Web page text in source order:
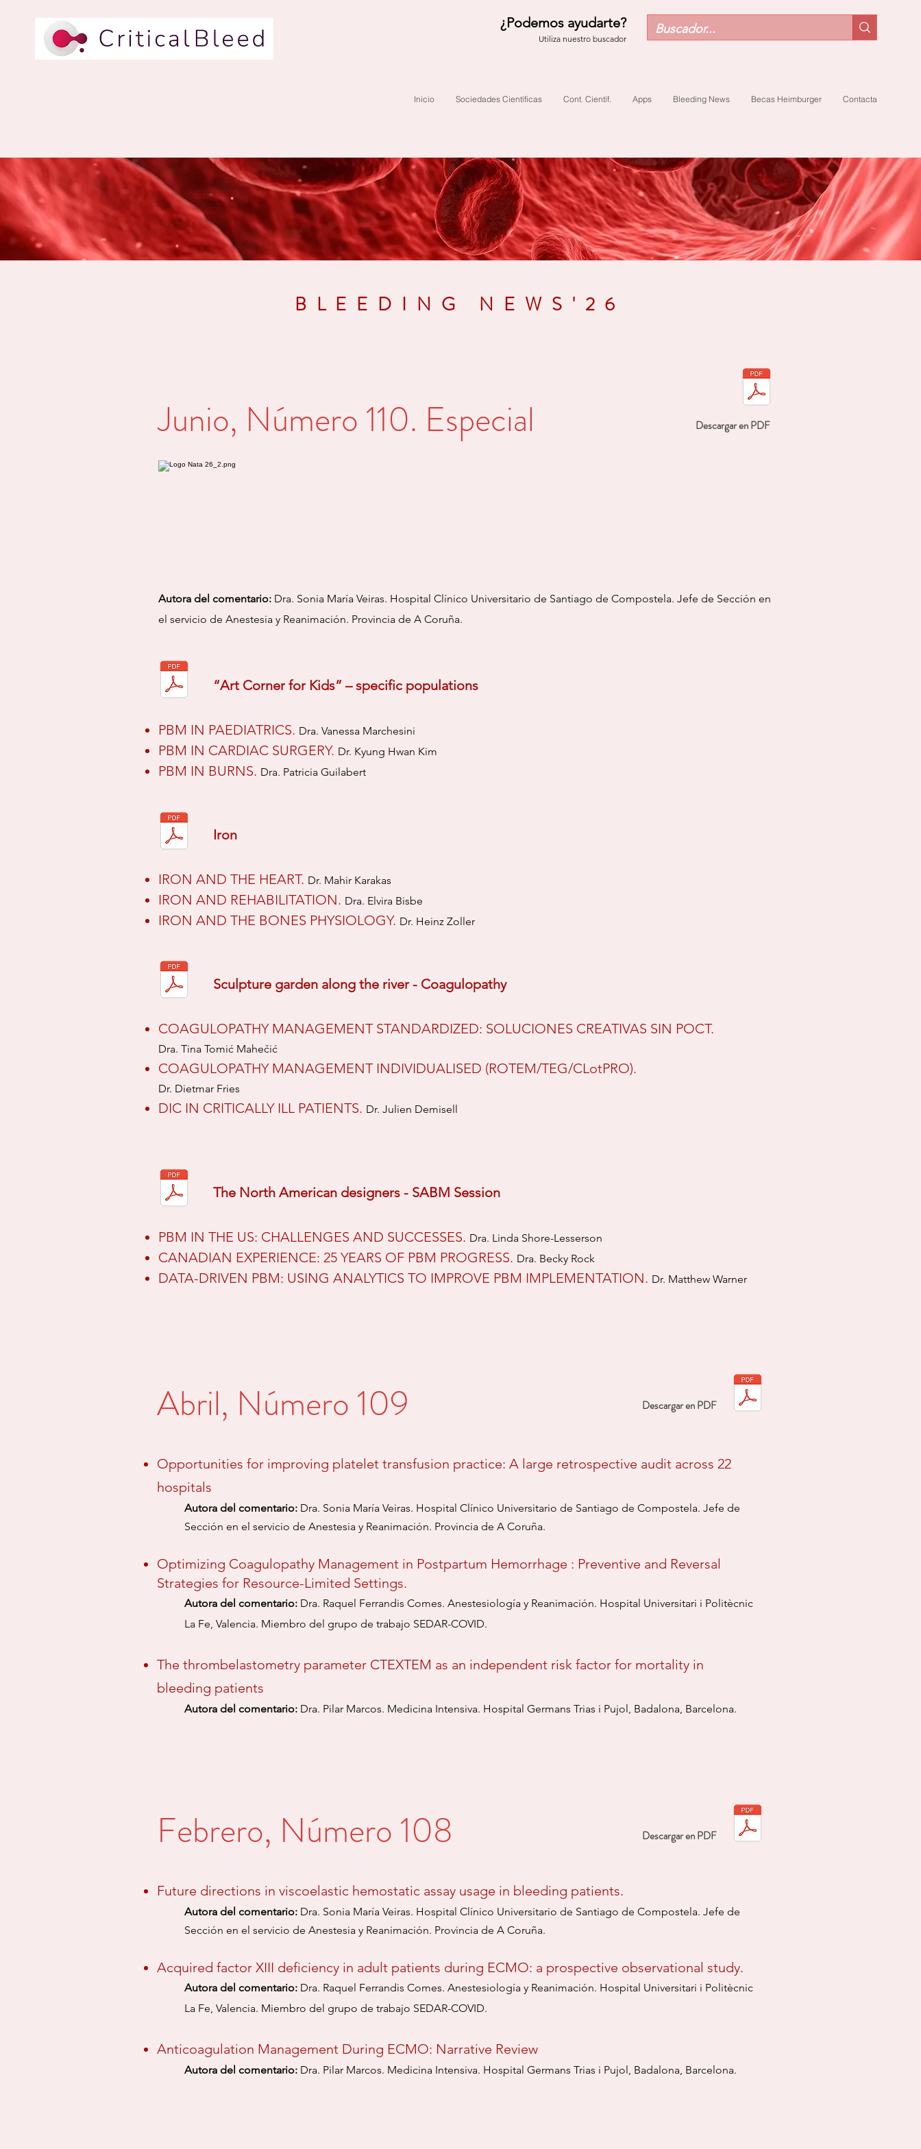
¿Podemos ayudarte?
Utiliza nuestro buscador
Inicio Sociedades Científicas Cont. Científ. Apps Bleeding News Becas Heimburger Contacta
BLEEDING NEWS'26
Descargar en PDF
Junio, Número 110. Especial
Autora del comentario: Dra. Sonia María Veiras. Hospital Clínico Universitario de Santiago de Compostela. Jefe de Sección en
el servicio de Anestesia y Reanimación. Provincia de A Coruña.
“Art Corner for Kids” – specific populations
PBM IN PAEDIATRICS. Dra. Vanessa Marchesini
PBM IN CARDIAC SURGERY. Dr. Kyung Hwan Kim
PBM IN BURNS. Dra. Patricia Guilabert
Iron
IRON AND THE HEART. Dr. Mahir Karakas
IRON AND REHABILITATION. Dra. Elvira Bisbe
IRON AND THE BONES PHYSIOLOGY. Dr. Heinz Zoller
Sculpture garden along the river - Coagulopathy
COAGULOPATHY MANAGEMENT STANDARDIZED: SOLUCIONES CREATIVAS SIN POCT.
Dra. Tina Tomić Mahečić
COAGULOPATHY MANAGEMENT INDIVIDUALISED (ROTEM/TEG/CLotPRO).
Dr. Dietmar Fries
DIC IN CRITICALLY ILL PATIENTS. Dr. Julien Demisell
The North American designers - SABM Session
PBM IN THE US: CHALLENGES AND SUCCESSES. Dra. Linda Shore-Lesserson
CANADIAN EXPERIENCE: 25 YEARS OF PBM PROGRESS. Dra. Becky Rock
DATA-DRIVEN PBM: USING ANALYTICS TO IMPROVE PBM IMPLEMENTATION. Dr. Matthew Warner
Abril, Número 109
Opportunities for improving platelet transfusion practice: A large retrospective audit across 22
hospitals
​Autora del comentario: Dra. Sonia María Veiras. Hospital Clínico Universitario de Santiago de Compostela. Jefe de
Sección en el servicio de Anestesia y Reanimación. Provincia de A Coruña.
Optimizing Coagulopathy Management in Postpartum Hemorrhage : Preventive and Reversal
Strategies for Resource-Limited Settings.
Autora del comentario: Dra. Raquel Ferrandis Comes. Anestesiología y Reanimación. Hospital Universitari i Politècnic
La Fe, Valencia. Miembro del grupo de trabajo SEDAR-COVID.
The thrombelastometry parameter CTEXTEM as an independent risk factor for mortality in
bleeding patients
Autora del comentario: Dra. Pilar Marcos. Medicina Intensiva. Hospital Germans Trias i Pujol, Badalona, Barcelona.
Descargar en PDF
Febrero, Número 108
Future directions in viscoelastic hemostatic assay usage in bleeding patients.
​Autora del comentario: Dra. Sonia María Veiras. Hospital Clínico Universitario de Santiago de Compostela. Jefe de
Sección en el servicio de Anestesia y Reanimación. Provincia de A Coruña.
Acquired factor XIII deficiency in adult patients during ECMO: a prospective observational study.
Autora del comentario: Dra. Raquel Ferrandis Comes. Anestesiología y Reanimación. Hospital Universitari i Politècnic
La Fe, Valencia. Miembro del grupo de trabajo SEDAR-COVID.
Anticoagulation Management During ECMO: Narrative Review
Autora del comentario: Dra. Pilar Marcos. Medicina Intensiva. Hospital Germans Trias i Pujol, Badalona, Barcelona.
Descargar en PDF